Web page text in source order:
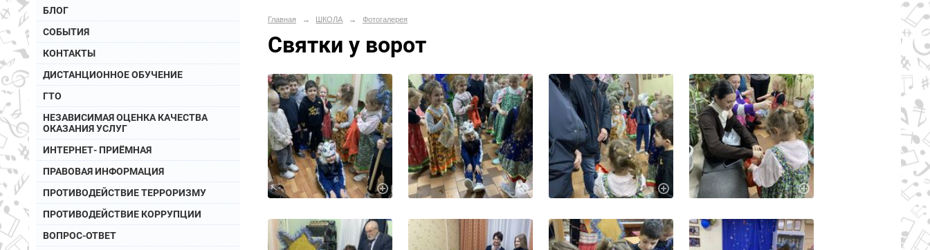
БЛОГ
СОБЫТИЯ
КОНТАКТЫ
ДИСТАНЦИОННОЕ ОБУЧЕНИЕ
ГТО
НЕЗАВИСИМАЯ ОЦЕНКА КАЧЕСТВА
ОКАЗАНИЯ УСЛУГ
ИНТЕРНЕТ- ПРИЁМНАЯ
ПРАВОВАЯ ИНФОРМАЦИЯ
ПРОТИВОДЕЙСТВИЕ ТЕРРОРИЗМУ
ПРОТИВОДЕЙСТВИЕ КОРРУПЦИИ
ВОПРОС-ОТВЕТ
Главная → ШКОЛА → Фотогалерея
Святки у ворот